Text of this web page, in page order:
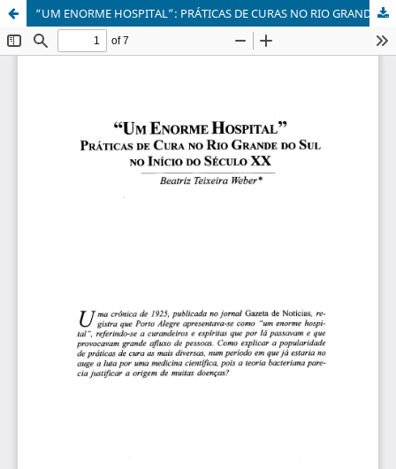
“UM ENORME HOSPITAL”: PRÁTICAS DE CURAS NO RIO GRANDE DO SUL DO SÉCULO XX